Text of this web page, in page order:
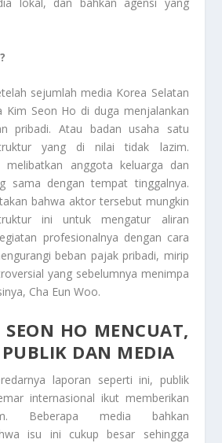
lokal, dan bahkan agensi yang
sejumlah media Korea Selatan
Kim Seon Ho di duga menjalankan
pribadi. Atau badan usaha satu
yang di nilai tidak lazim.
melibatkan anggota keluarga dan
sama dengan tempat tinggalnya.
bahwa aktor tersebut mungkin
ini untuk mengatur aliran
profesionalnya dengan cara
beban pajak pribadi, mirip
yang sebelumnya menimpa
Cha Eun Woo.
HO MENCUAT,
DAN MEDIA
laporan seperti ini, publik
internasional ikut memberikan
Beberapa media bahkan
isu ini cukup besar sehingga